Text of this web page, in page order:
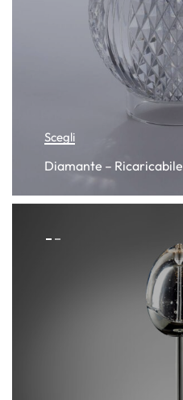
Scegli
Diamante – Ricaricabile